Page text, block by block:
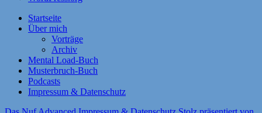
Startseite
Über mich
Vorträge
Archiv
Mental Load-Buch
Musterbruch-Buch
Podcasts
Impressum & Datenschutz